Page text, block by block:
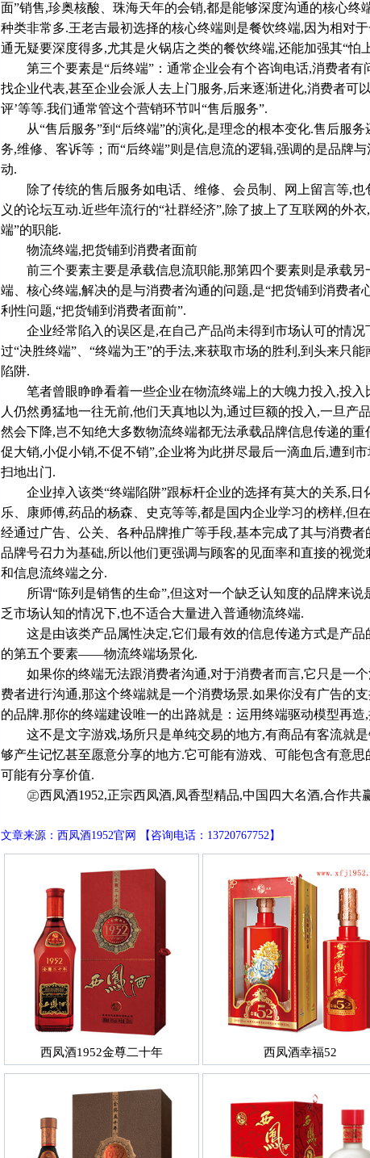
面”销售,珍奥核酸、珠海天年的会销,都是能够深度沟通的核心终
种类非常多.王老吉最初选择的核心终端则是餐饮终端,因为相对
通无疑要深度得多,尤其是火锅店之类的餐饮终端,还能加强其“怕
第三个要素是“后终端”：通常企业会有个咨询电话,消费者有
找企业代表,甚至企业会派人去上门服务,后来逐渐进化,消费者可
评’等等.我们通常管这个营销环节叫“售后服务”.
从“售后服务”到“后终端”的演化,是理念的根本变化.售后服务
务,维修、客诉等；而“后终端”则是信息流的逻辑,强调的是品牌
动.
除了传统的售后服务如电话、维修、会员制、网上留言等,也
义的论坛互动.近些年流行的“社群经济”,除了披上了互联网的外
端”的职能.
物流终端,把货铺到消费者面前
前三个要素主要是承载信息流职能,那第四个要素则是承载另
端、核心终端,解决的是与消费者沟通的问题,是“把货铺到消费者
利性问题,“把货铺到消费者面前”.
企业经常陷入的误区是,在自己产品尚未得到市场认可的情况
过“决胜终端”、“终端为王”的手法,来获取市场的胜利,到头来只
陷阱.
笔者曾眼睁睁看着一些企业在物流终端上的大魄力投入,投入
人仍然勇猛地一往无前,他们天真地以为,通过巨额的投入,一旦产
然会下降,岂不知绝大多数物流终端都无法承载品牌信息传递的
促大销,小促小销,不促不销”,企业将为此拼尽最后一滴血后,遭到
扫地出门.
企业掉入该类“终端陷阱”跟标杆企业的选择有莫大的关系,日
乐、康师傅,药品的杨森、史克等等,都是国内企业学习的榜样,但
经通过广告、公关、各种品牌推广等手段,基本完成了其与消费
品牌号召力为基础,所以他们更强调与顾客的见面率和直接的视
和信息流终端之分.
所谓“陈列是销售的生命”,但这对一个缺乏认知度的品牌来说
乏市场认知的情况下,也不适合大量进入普通物流终端.
这是由该类产品属性决定,它们最有效的信息传递方式是产品
的第五个要素——物流终端场景化.
如果你的终端无法跟消费者沟通,对于消费者而言,它只是一个
费者进行沟通,那这个终端就是一个消费场景.如果你没有广告的
的品牌.那你的终端建设唯一的出路就是：运用终端驱动模型再
这不是文字游戏,场所只是单纯交易的地方,有商品有客流就是
够产生记忆甚至愿意分享的地方.它可能有游戏、可能包含有意
可能有分享价值.
㊣西凤酒1952,正宗西凤酒,凤香型精品,中国四大名酒,合作共
文章来源：西凤酒1952官网 【咨询电话：13720767752】
西凤酒1952金尊二十年 西凤酒幸福52